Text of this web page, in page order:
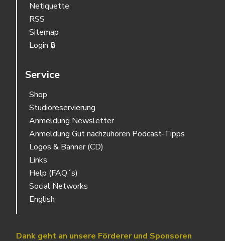
Netiquette
RSS
Sitemap
Login 🔒
Service
Shop
Studioreservierung
Anmeldung Newsletter
Anmeldung Gut nachzuhören Podcast-Tipps
Logos & Banner (CD)
Links
Help (FAQ´s)
Social Networks
English
Dank geht an unsere Förderer und Sponsoren